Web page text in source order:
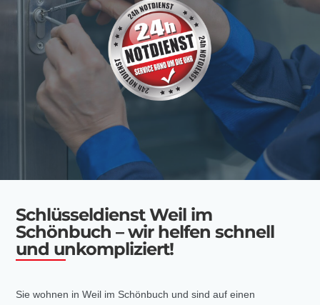
Schlüsseldienst Weil im
Schönbuch – wir helfen schnell
und unkompliziert!
Sie wohnen in Weil im Schönbuch und sind auf einen